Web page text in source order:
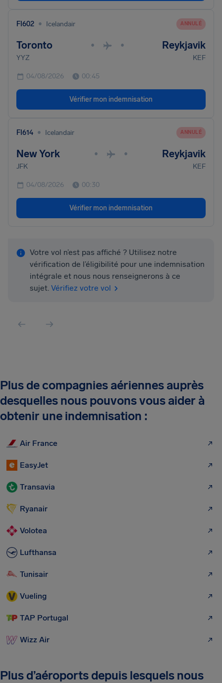
FI602 • Icelandair ANNULÉ
Toronto • • Reykjavik
YYZ KEF
04/08/2026 00:45
Vérifier mon indemnisation
FI614 • Icelandair ANNULÉ
New York • • Reykjavik
JFK KEF
04/08/2026 00:30
Vérifier mon indemnisation
Votre vol n’est pas affiché ? Utilisez notre
vérification de l’éligibilité pour une indemnisation
intégrale et nous nous renseignerons à ce
sujet. Vérifiez votre vol
Plus de compagnies aériennes auprès
desquelles nous pouvons vous aider à
obtenir une indemnisation :
Air France
EasyJet
Transavia
Ryanair
Volotea
Lufthansa
Tunisair
Vueling
TAP Portugal
Wizz Air
Plus d’aéroports depuis lesquels nous